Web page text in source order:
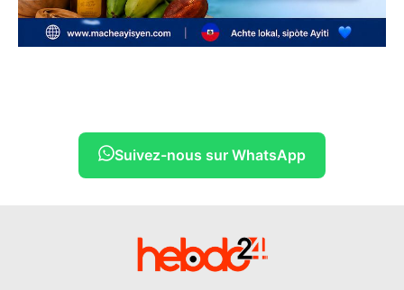
Suivez-nous sur WhatsApp